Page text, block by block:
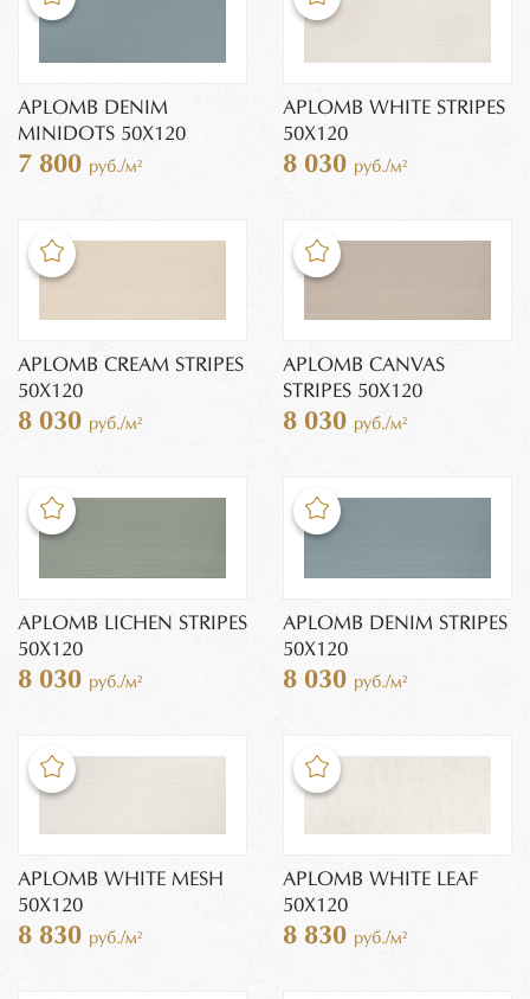
APLOMB DENIM
MINIDOTS 50X120
7 800 руб./м²
APLOMB WHITE STRIPES
50X120
8 030 руб./м²
APLOMB CREAM STRIPES
50X120
8 030 руб./м²
APLOMB CANVAS
STRIPES 50X120
8 030 руб./м²
APLOMB LICHEN STRIPES
50X120
8 030 руб./м²
APLOMB DENIM STRIPES
50X120
8 030 руб./м²
APLOMB WHITE MESH
50X120
8 830 руб./м²
APLOMB WHITE LEAF
50X120
8 830 руб./м²